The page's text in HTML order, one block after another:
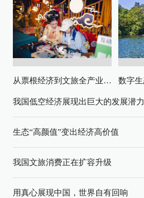
从票根经济到文旅全产业链升级
我国低空经济展现出巨大的发展潜力
生态“高颜值”变出经济高价值
我国文旅消费正在扩容升级
用真心展现中国，世界自有回响